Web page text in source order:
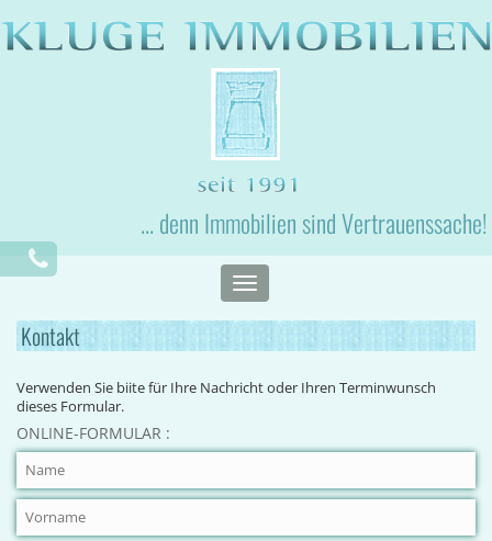
... denn Immobilien sind Vertrauenssache!
Toggle
navigation
Kontakt
Verwenden Sie biite für Ihre Nachricht oder Ihren Terminwunsch
dieses Formular.
ONLINE-FORMULAR :